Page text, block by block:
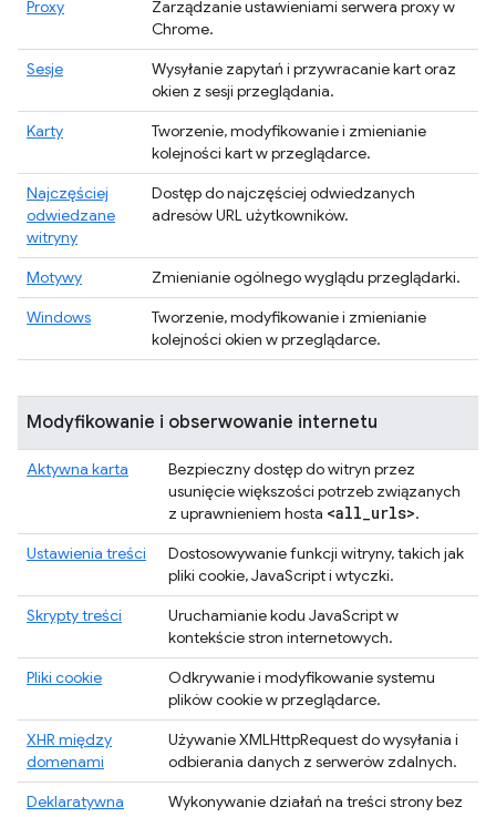
Proxy
Zarządzanie ustawieniami serwera proxy w
Chrome.
Sesje
Wysyłanie zapytań i przywracanie kart oraz
okien z sesji przeglądania.
Karty
Tworzenie, modyfikowanie i zmienianie
kolejności kart w przeglądarce.
Najczęściej
odwiedzane
witryny
Dostęp do najczęściej odwiedzanych
adresów URL użytkowników.
Motywy
Zmienianie ogólnego wyglądu przeglądarki.
Windows
Tworzenie, modyfikowanie i zmienianie
kolejności okien w przeglądarce.
Modyfikowanie i obserwowanie internetu
Aktywna karta
Bezpieczny dostęp do witryn przez
usunięcie większości potrzeb związanych
z uprawnieniem hosta <all_urls>.
Ustawienia treści
Dostosowywanie funkcji witryny, takich jak
pliki cookie, JavaScript i wtyczki.
Skrypty treści
Uruchamianie kodu JavaScript w
kontekście stron internetowych.
Pliki cookie
Odkrywanie i modyfikowanie systemu
plików cookie w przeglądarce.
XHR między
domenami
Używanie XMLHttpRequest do wysyłania i
odbierania danych z serwerów zdalnych.
Deklaratywna
Wykonywanie działań na treści strony bez